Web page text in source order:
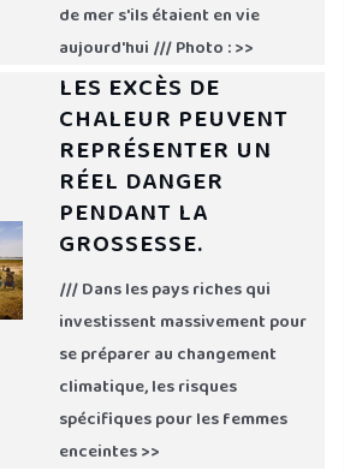
de mer s'ils étaient en vie
aujourd'hui /// Photo : >>
LES EXCÈS DE
CHALEUR PEUVENT
REPRÉSENTER UN
RÉEL DANGER
PENDANT LA
GROSSESSE.
/// Dans les pays riches qui
investissent massivement pour
se préparer au changement
climatique, les risques
spécifiques pour les femmes
enceintes >>